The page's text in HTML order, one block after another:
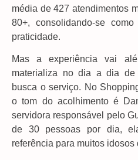
média de 427 atendimentos
80+, consolidando-se
praticidade.
Mas a experiência vai
materializa no dia a dia
busca o serviço. No
o tom do acolhimento é
servidora responsável pelo
de 30 pessoas por dia,
referência para muitos idosos